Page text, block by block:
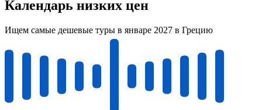
Календарь низких цен
Ищем самые дешевые туры в январе 2027 в Грецию